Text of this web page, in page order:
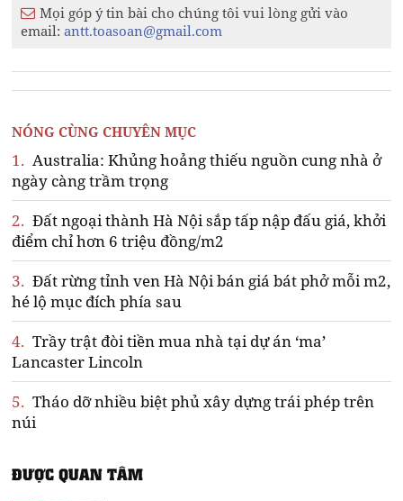
Mọi góp ý tin bài cho chúng tôi vui lòng gửi vào
email:antt.toasoan@gmail.com
NÓNG CÙNG CHUYÊN MỤC
1. Australia: Khủng hoảng thiếu nguồn cung nhà ở
ngày càng trầm trọng
2. Đất ngoại thành Hà Nội sắp tấp nập đấu giá, khởi
điểm chỉ hơn 6 triệu đồng/m2
3. Đất rừng tỉnh ven Hà Nội bán giá bát phở mỗi m2,
hé lộ mục đích phía sau
4. Trầy trật đòi tiền mua nhà tại dự án ‘ma’
Lancaster Lincoln
5. Tháo dỡ nhiều biệt phủ xây dựng trái phép trên
núi
ĐƯỢC QUAN TÂM